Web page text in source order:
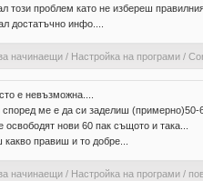
този проблем като не избереш
достатъчно инфо....
начинаещи/ Настройка на програми/
е невъзможна....
според ме е да си заделиш
освободят нови 60 пак същото и така...
правиш и то добре...
начинаещи/ Настройка на програми/